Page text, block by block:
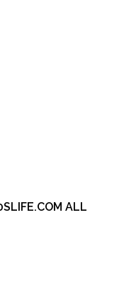
ALL